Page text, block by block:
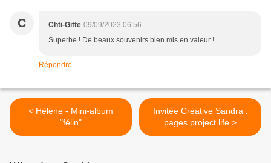
C Chti-Gitte 09/09/2023 06:56
Superbe ! De beaux souvenirs bien mis en valeur !
Répondre
< Hélène - Mini-album
"félin"
Invitée Créative Sandra :
pages project life >